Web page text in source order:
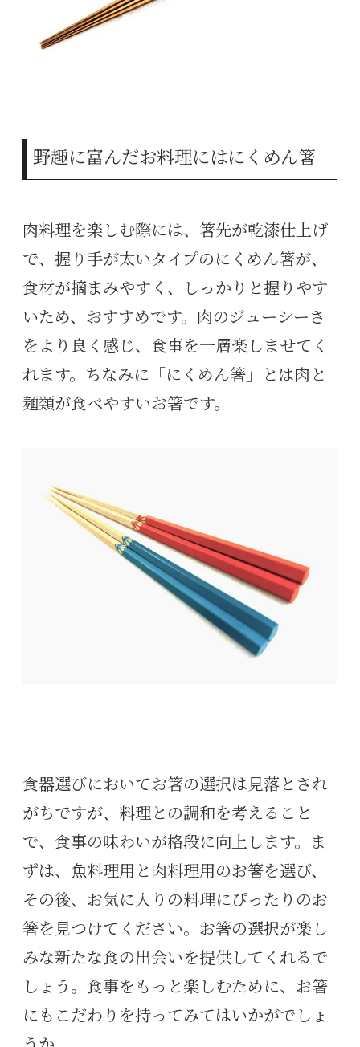
野趣に富んだお料理にはにくめん箸
肉料理を楽しむ際には、箸先が乾漆仕上げ
で、握り手が太いタイプのにくめん箸が、
食材が摘まみやすく、しっかりと握りやす
いため、おすすめです。肉のジューシーさ
をより良く感じ、食事を一層楽しませてく
れます。ちなみに「にくめん箸」とは肉と
麺類が食べやすいお箸です。
食器選びにおいてお箸の選択は見落とされ
がちですが、料理との調和を考えること
で、食事の味わいが格段に向上します。ま
ずは、魚料理用と肉料理用のお箸を選び、
その後、お気に入りの料理にぴったりのお
箸を見つけてください。お箸の選択が楽し
みな新たな食の出会いを提供してくれるで
しょう。食事をもっと楽しむために、お箸
にもこだわりを持ってみてはいかがでしょ